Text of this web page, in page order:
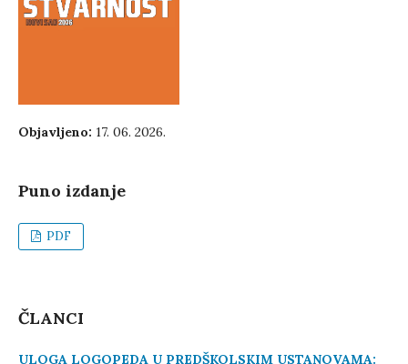
Objavljeno: 17. 06. 2026.
Puno izdanje
PDF
ČLANCI
ULOGA LOGOPEDA U PREDŠKOLSKIM USTANOVAMA: